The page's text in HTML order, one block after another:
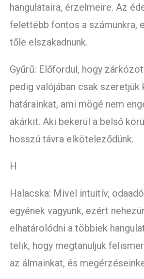
hangulataira, érzelmeire. Az
felettébb fontos a számunkra,
tőle elszakadnunk.
Gyűrű: Előfordul, hogy
pedig valójában csak szeretjük
határainkat, ami mögé nem
akárkit. Aki bekerül a belső
hosszú távra elköteleződünk.
H
Halacska: Mivel intuitív,
egyének vagyunk, ezért
elhatárolódni a többiek
telik, hogy megtanuljuk
az álmainkat, és